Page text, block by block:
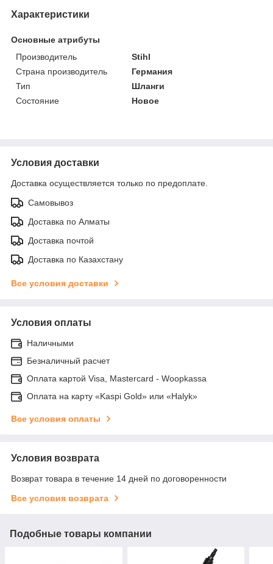
Характеристики
Основные атрибуты
Производитель
Stihl
Страна производитель
Германия
Тип
Шланги
Состояние
Новое
Условия доставки
Доставка осуществляется только по предоплате.
Самовывоз
Доставка по Алматы
Доставка почтой
Доставка по Казахстану
Все условия доставки
Условия оплаты
Наличными
Безналичный расчет
Оплата картой Visa, Mastercard - Woopkassa
Оплата на карту «Kaspi Gold» или «Halyk»
Все условия оплаты
Условия возврата
Возврат товара в течение 14 дней по договоренности
Все условия возврата
Подобные товары компании